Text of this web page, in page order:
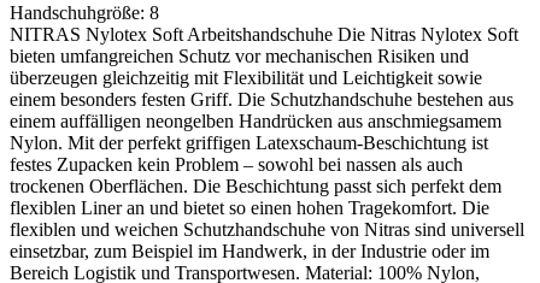
Mit Spachtel glatt ziehen
Überstehenden Dichtstoff entfernen
Hinweise und Informationen zur Anwendung, der Lagerung, dem Transport
und der Entsorgung unserer Artikel beachte bitte das technische Datenblatt.
Verbrauchswerte sind Richtwerte. Mengenrechner dient zur unverbindlichen
Orientierung. Alle Empfehlungen dienen zur Unterstützung. Sie entbinden nicht davon, die
Handschuhgröße: 8
NITRAS Nylotex Soft Arbeitshandschuhe Die Nitras Nylotex Soft
bieten umfangreichen Schutz vor mechanischen Risiken und
überzeugen gleichzeitig mit Flexibilität und Leichtigkeit sowie
einem besonders festen Griff. Die Schutzhandschuhe bestehen aus
einem auffälligen neongelben Handrücken aus anschmiegsamem
Nylon. Mit der perfekt griffigen Latexschaum-Beschichtung ist
festes Zupacken kein Problem – sowohl bei nassen als auch
trockenen Oberflächen. Die Beschichtung passt sich perfekt dem
flexiblen Liner an und bietet so einen hohen Tragekomfort. Die
flexiblen und weichen Schutzhandschuhe von Nitras sind universell
einsetzbar, zum Beispiel im Handwerk, in der Industrie oder im
Bereich Logistik und Transportwesen. Material: 100% Nylon,